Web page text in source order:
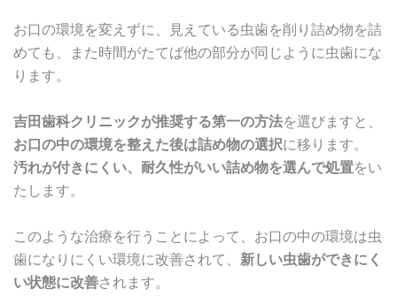
お口の環境を変えずに、見えている虫歯を削り詰め物を詰
めても、また時間がたてば他の部分が同じように虫歯にな
ります。
吉田歯科クリニックが推奨する第一の方法を選びますと、
お口の中の環境を整えた後は詰め物の選択に移ります。
汚れが付きにくい、耐久性がいい詰め物を選んで処置をい
たします。
このような治療を行うことによって、お口の中の環境は虫
歯になりにくい環境に改善されて、 新しい虫歯ができにく
い状態に改善されます。